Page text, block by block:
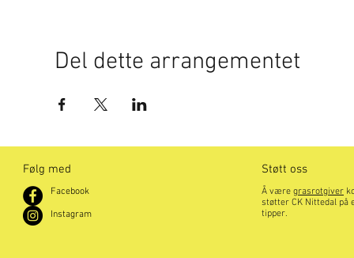
Del dette arrangementet
Følg med Støtt oss
Facebook
Instagram
Å være grasrotgiver
støtter CK Nittedal på
tipper.